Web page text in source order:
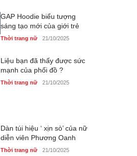
GAP Hoodie biểu tượng
sáng tạo mới của giới trẻ
Thời trang nữ 21/10/2025
Liệu bạn đã thấy được sức
mạnh của phối đồ ?
Thời trang nữ 21/10/2025
Dàn túi hiệu ‘ xịn sò’ của nữ
diễn viên Phương Oanh
Thời trang nữ 21/10/2025